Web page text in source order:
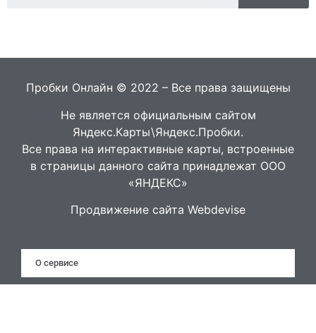
Пробки Онлайн © 2022 – Все права защищены
Не является официальным сайтом
Яндекс.Карты\Яндекс.Пробки.
Все права на интерактивные карты, встроенные
в страницы данного сайта принадлежат ООО
«ЯНДЕКС»
Продвижение сайта Webdevise
О сервисе